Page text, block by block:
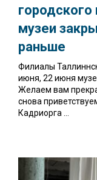
музеи
раньше
Филиалы
июня, 22 июня
Желаем вам
снова
Кадриорга ...